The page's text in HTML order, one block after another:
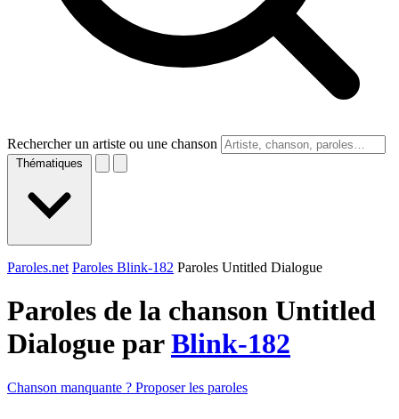
Rechercher un artiste ou une chanson
Thématiques
Paroles.net Paroles Blink-182 Paroles Untitled Dialogue
Paroles de la chanson Untitled
Dialogue parBlink-182
Chanson manquante ? Proposer les paroles